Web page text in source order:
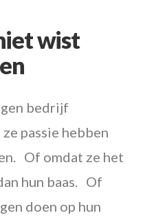
wist
bedrijf
passie hebben
Of omdat ze het
hun baas. Of
doen op hun